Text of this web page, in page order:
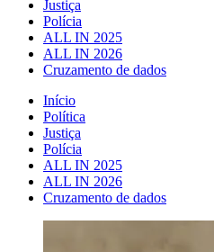
Justiça
Polícia
ALL IN 2025
ALL IN 2026
Cruzamento de dados
Início
Política
Justiça
Polícia
ALL IN 2025
ALL IN 2026
Cruzamento de dados